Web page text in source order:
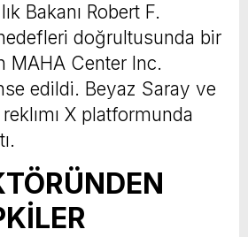
Bakanı Robert F.
doğrultusunda bir
MAHA Center Inc.
edildi. Beyaz Saray ve
X platformunda